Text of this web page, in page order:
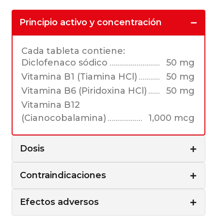
Principio activo y concentración
Cada tableta contiene:
Diclofenaco sódico
50 mg
Vitamina B1 (Tiamina HCl)
50 mg
Vitamina B6 (Piridoxina HCl)
50 mg
Vitamina B12
(Cianocobalamina)
1,000 mcg
Dosis
Contraindicaciones
Efectos adversos